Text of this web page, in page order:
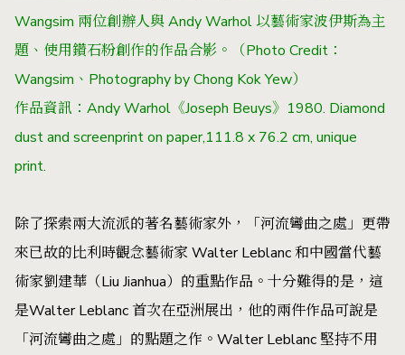
Wangsim 兩位創辦人與Andy Warhol以藝術家波伊斯為主
題、使用鑽石粉創作的作品合影。（Photo Credit：
Wangsim、Photography by Chong Kok Yew）
作品資訊：Andy Warhol《Joseph Beuys》1980. Diamond
dust and screenprint on paper,111.8 x 76.2 cm, unique
print.
除了探索兩大流派的著名藝術家外，「河流彎曲之處」更帶
來已故的比利時觀念藝術家 Walter Leblanc 和中國當代藝
術家劉建華（Liu Jianhua）的重點作品。十分難得的是，這
是Walter Leblanc 首次在亞洲展出，他的兩件作品可說是
「河流彎曲之處」的點題之作。Walter Leblanc 堅持不用